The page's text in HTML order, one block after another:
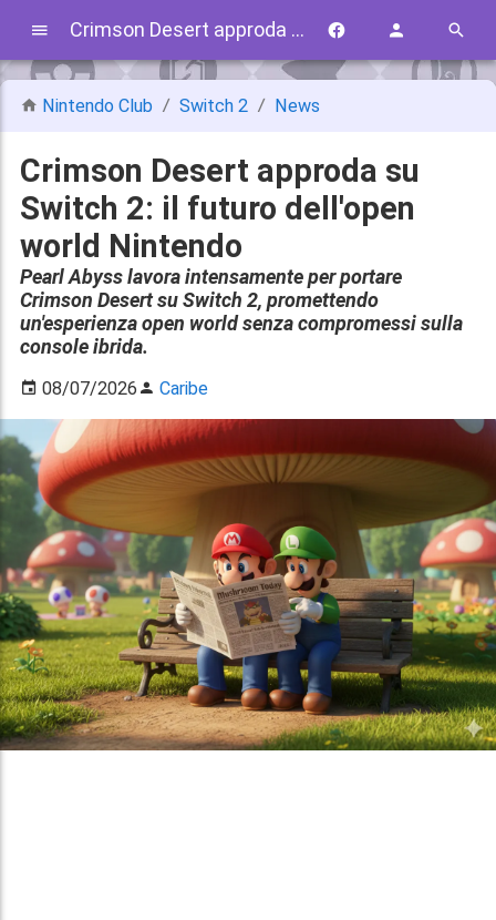
Crimson Desert approda su Switch 2: il futuro dell'open world Nintendo
Nintendo Club Switch 2 News
Crimson Desert approda su
Switch 2: il futuro dell'open
world Nintendo
Pearl Abyss lavora intensamente per portare
Crimson Desert su Switch 2, promettendo
un'esperienza open world senza compromessi sulla
console ibrida.
08/07/2026 Caribe